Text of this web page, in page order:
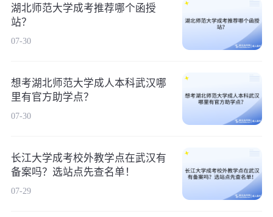
湖北师范大学成考推荐哪个函授
站？
07-30
想考湖北师范大学成人本科武汉哪
里有官方助学点？
07-30
长江大学成考校外教学点在武汉有
备案吗？选站点先查名单！
07-29